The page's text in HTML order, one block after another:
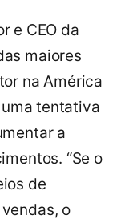
e CEO da
maiores
na América
tentativa
a
“Se o
de
o